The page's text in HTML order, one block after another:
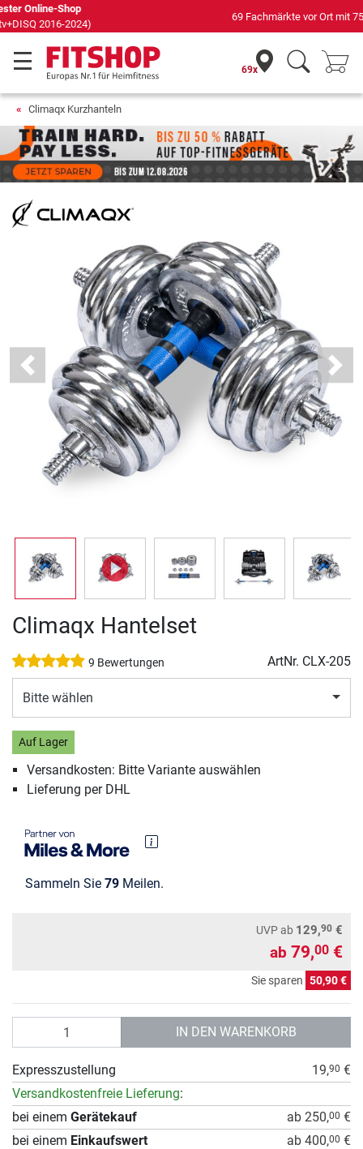
69 Fachmärkte vor Ort mit 75 eigenen Servicetechnikern
69x
Climaqx Kurzhanteln
Previous Next
Climaqx Hantelset
9 Bewertungen ArtNr. CLX-205
Bitte wählen
Auf Lager
Versandkosten: Bitte Variante auswählen
Lieferung per DHL
Sammeln Sie 79 Meilen.
UVPab 129,90 €
ab 79,00 €
Sie sparen 50,90 €
IN DEN WARENKORB
Expresszustellung 19,90 €
Versandkostenfreie Lieferung:
bei einem Gerätekauf ab 250,00 €
bei einem Einkaufswert ab 400,00 €